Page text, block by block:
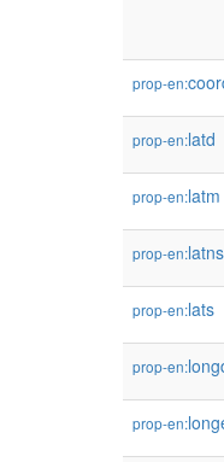
prop-en:
prop-en:latd
prop-en:latm
prop-en:latns
prop-en:lats
prop-en:
prop-en: